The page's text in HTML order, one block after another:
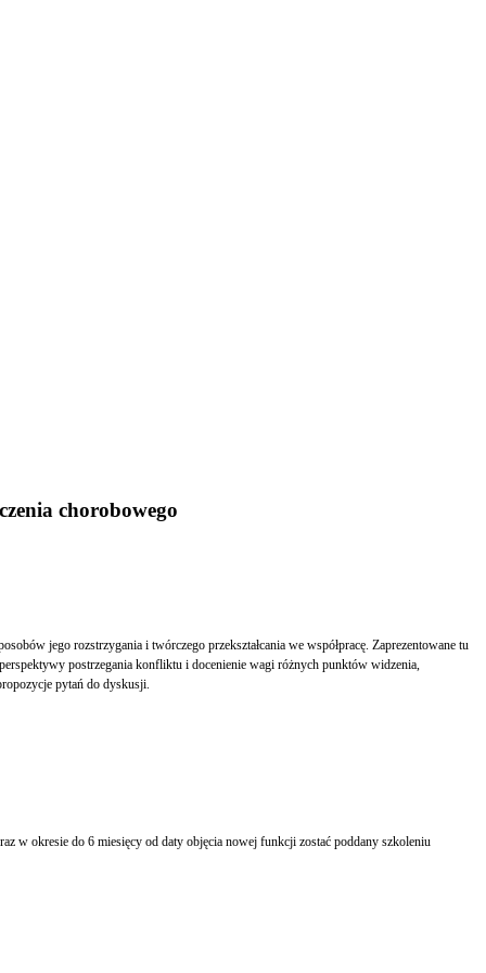
chorobowego
jego rozstrzygania i twórczego przekształcania we współpracę. Zaprezentowane tu
postrzegania konfliktu i docenienie wagi różnych punktów widzenia,
pytań do dyskusji.